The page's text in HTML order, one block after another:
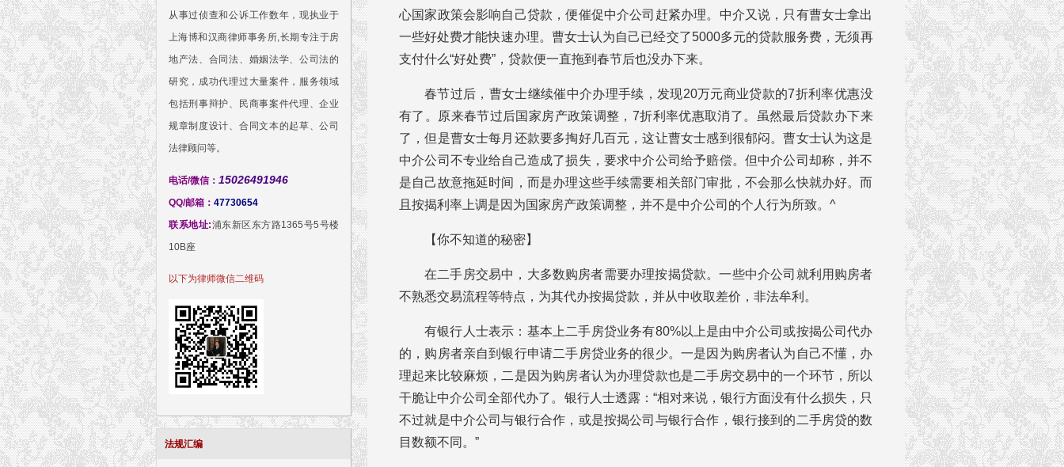
从事过侦查和公诉工作数年，现执业于
上海博和汉商律师事务所,长期专注于房
地产法、合同法、婚姻法学、公司法的
研究，成功代理过大量案件，服务领域
包括刑事辩护、民商事案件代理、企业
规章制度设计、合同文本的起草、公司
法律顾问等。
电话/微信： 15026491946
QQ/邮箱： 47730654
联系地址:浦东新区东方路1365号5号楼
10B座
以下为律师微信二维码
法规汇编
心国家政策会影响自己贷款，便催促中介公司赶紧办理。中介又说，只有曹女士拿出
一些好处费才能快速办理。曹女士认为自己已经交了5000多元的贷款服务费，无须再
支付什么“好处费”，贷款便一直拖到春节后也没办下来。
春节过后，曹女士继续催中介办理手续，发现20万元商业贷款的7折利率优惠没
有了。原来春节过后国家房产政策调整，7折利率优惠取消了。虽然最后贷款办下来
了，但是曹女士每月还款要多掏好几百元，这让曹女士感到很郁闷。曹女士认为这是
中介公司不专业给自己造成了损失，要求中介公司给予赔偿。但中介公司却称，并不
是自己故意拖延时间，而是办理这些手续需要相关部门审批，不会那么快就办好。而
且按揭利率上调是因为国家房产政策调整，并不是中介公司的个人行为所致。^
【你不知道的秘密】
在二手房交易中，大多数购房者需要办理按揭贷款。一些中介公司就利用购房者
不熟悉交易流程等特点，为其代办按揭贷款，并从中收取差价，非法牟利。
有银行人士表示：基本上二手房贷业务有80%以上是由中介公司或按揭公司代办
的，购房者亲自到银行申请二手房贷业务的很少。一是因为购房者认为自己不懂，办
理起来比较麻烦，二是因为购房者认为办理贷款也是二手房交易中的一个环节，所以
干脆让中介公司全部代办了。银行人士透露：“相对来说，银行方面没有什么损失，只
不过就是中介公司与银行合作，或是按揭公司与银行合作，银行接到的二手房贷的数
目数额不同。”